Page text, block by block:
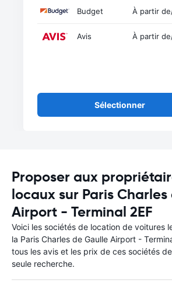
Budget À partir de
Avis À partir de
Sélectionner
Proposer aux
locaux sur Paris
Airport - Terminal 2EF
Voici les sociétés de location de voitures
la Paris Charles de Gaulle Airport -
tous les avis et les prix de ces sociétés
seule recherche.